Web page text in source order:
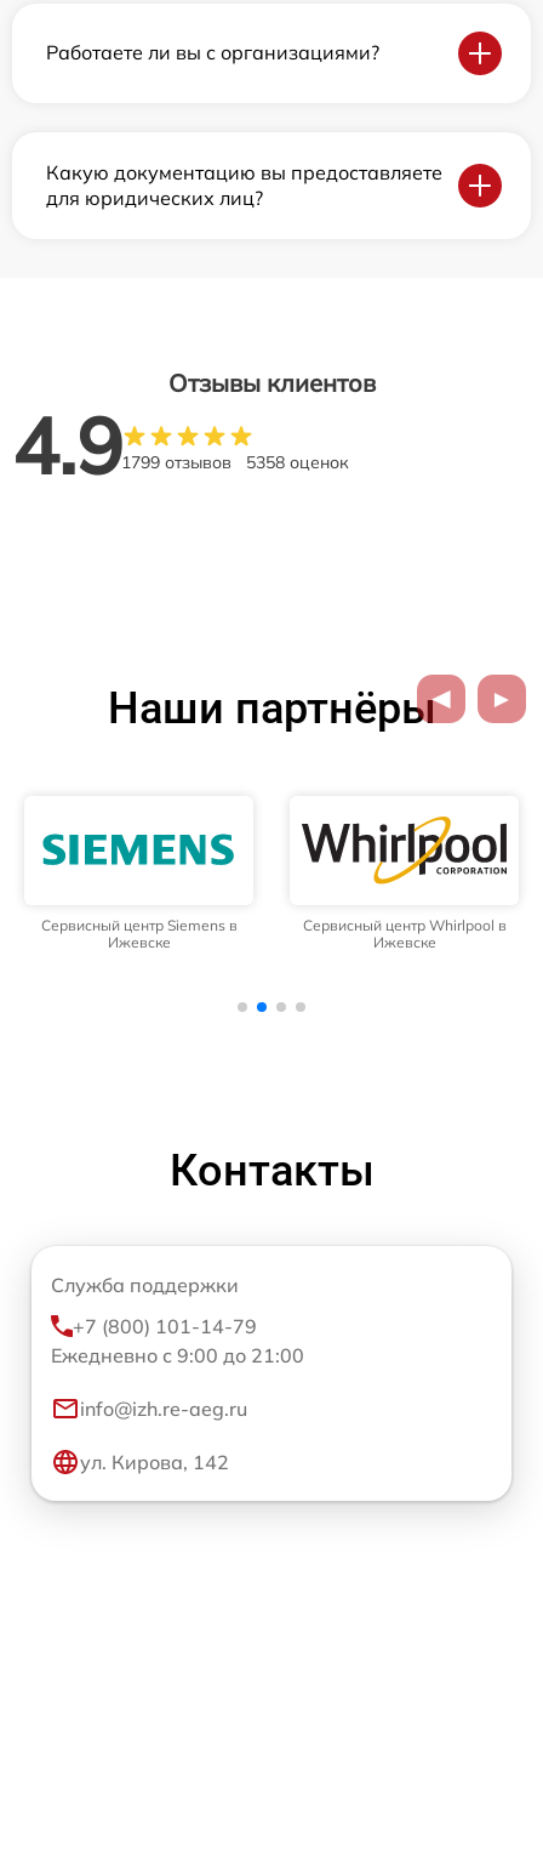
Работаете ли вы с организациями?
Какую документацию вы предоставляете
для юридических лиц?
Отзывы клиентов
4.91799 отзывов 5358 оценок
Наши партнёры
Сервисный центр Siemens в
Ижевске
Сервисный центр Whirlpool в
Ижевске
Контакты
Служба поддержки
+7 (800) 101-14-79
Ежедневно с 9:00 до 21:00
info@izh.re-aeg.ru
ул. Кирова, 142